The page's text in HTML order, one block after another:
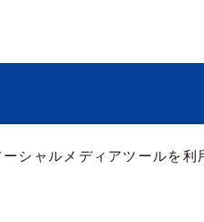
シャルメディアツールを利